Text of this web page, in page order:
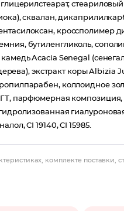
сквалан,
кроссполимер
бутиленгликоль,
Acacia Senegal
экстракт коры Albizia
коллоидное
парфюмерная
CI 19140, CI 15985.
комплекте поставки,